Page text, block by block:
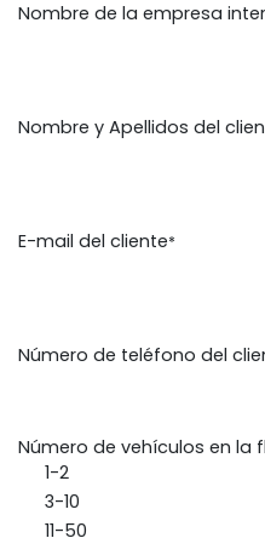
Nombre de la empresa
Nombre y Apellidos del
E-mail del cliente*
Número de teléfono del
Número de vehículos en la
1-2
3-10
11-50